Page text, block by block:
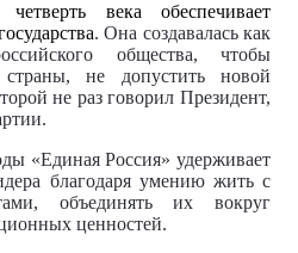
века обеспечивает
. Она создавалась как
общества, чтобы
страны, не допустить новой
не раз говорил Президент,
«Единая Россия» удерживает
благодаря умению жить с
объединять их вокруг
ценностей.